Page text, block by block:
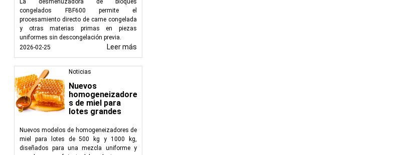
La desmenuzadora de bloques
congelados FBF600 permite el
procesamiento directo de carne congelada
y otras materias primas en piezas
uniformes sin descongelación previa.
2026-02-25
Leer más
Noticias
Nuevos
homogeneizadore
s de miel para
lotes grandes
Nuevos modelos de homogeneizadores de
miel para lotes de 500 kg y 1000 kg,
diseñados para una mezcla uniforme y